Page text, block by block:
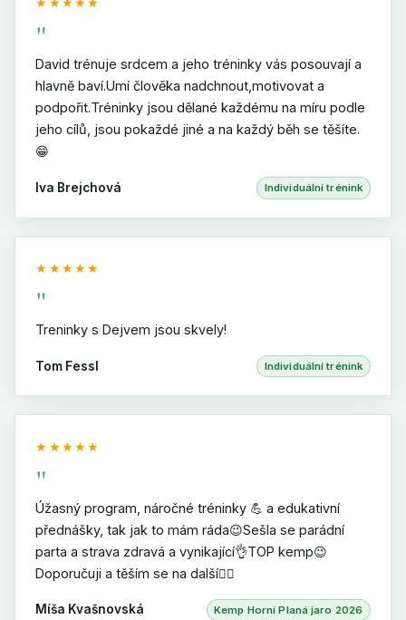
"
David trénuje srdcem a jeho tréninky vás posouvají a
hlavně baví.Umí člověka nadchnout,motivovat a
podpořit.Tréninky jsou dělané každému na míru podle
jeho cílů, jsou pokaždé jiné a na každý běh se těšíte.
😁
Iva Brejchová Individuální trénink
★★★★★
"
Treninky s Dejvem jsou skvely!
Tom Fessl Individuální trénink
★★★★★
"
Úžasný program, náročné tréninky 💪 a edukativní
přednášky, tak jak to mám ráda😉Sešla se parádní
parta a strava zdravá a vynikající👌TOP kemp😉
Doporučuji a těším se na další🏃‍♀️
Míša Kvašnovská Kemp Horní Planá jaro 2026